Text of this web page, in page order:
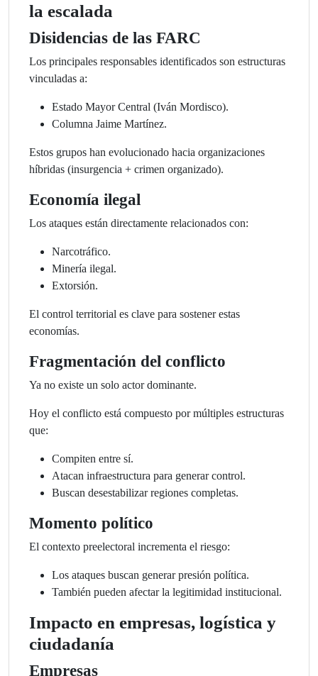
la escalada
Disidencias de las FARC
Los principales responsables identificados son estructuras
vinculadas a:
Estado Mayor Central (Iván Mordisco).
Columna Jaime Martínez.
Estos grupos han evolucionado hacia organizaciones
híbridas (insurgencia + crimen organizado).
Economía ilegal
Los ataques están directamente relacionados con:
Narcotráfico.
Minería ilegal.
Extorsión.
El control territorial es clave para sostener estas
economías.
Fragmentación del conflicto
Ya no existe un solo actor dominante.
Hoy el conflicto está compuesto por múltiples estructuras
que:
Compiten entre sí.
Atacan infraestructura para generar control.
Buscan desestabilizar regiones completas.
Momento político
El contexto preelectoral incrementa el riesgo:
Los ataques buscan generar presión política.
También pueden afectar la legitimidad institucional.
Impacto en empresas, logística y
ciudadanía
Empresas